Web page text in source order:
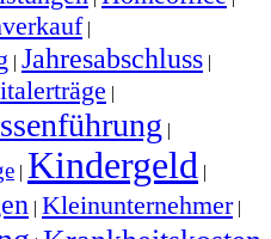
|
| Jahresabschluss |
|
|
| Kindergeld |
| Kleinunternehmer|